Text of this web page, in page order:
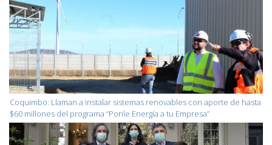
Coquimbo: Llaman a instalar sistemas renovables con aporte de hasta
$60 millones del programa “Ponle Energía a tu Empresa”